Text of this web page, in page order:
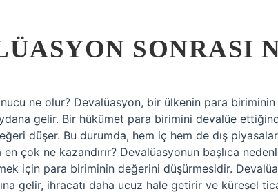
SONRASI
ne olur? Devalüasyon, bir ülkenin para biriminin
gelir. Bir hükümet para birimini devalüe
düşer. Bu durumda, hem iç hem de dış
çok ne kazandırır? Devalüasyonun başlıca
için para biriminin değerini düşürmesidir.
gelir, ihracatı daha ucuz hale getirir ve küresel